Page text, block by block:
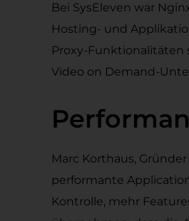
Bei SysEleven war
Hosting- und
Proxy-Funktionalitäten
Video on Demand-
Marc Korthaus,
performante
Kontrolle, mehr